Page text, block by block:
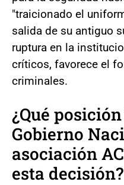
"traicionado el
salida de su antiguo
ruptura en la
críticos, favorece el
criminales.
¿Qué
Gobierno
asociación
esta decisión?